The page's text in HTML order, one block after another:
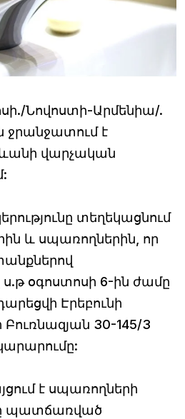
Նովոստի-Արմենիա/.
ջրանջատում է
վարչական
տեղեկացնում
և սպառողներին, որ
օգոստոսի 6-ին ժամը
Էրեբունի
30-145/3
է սպառողների
պատճառված